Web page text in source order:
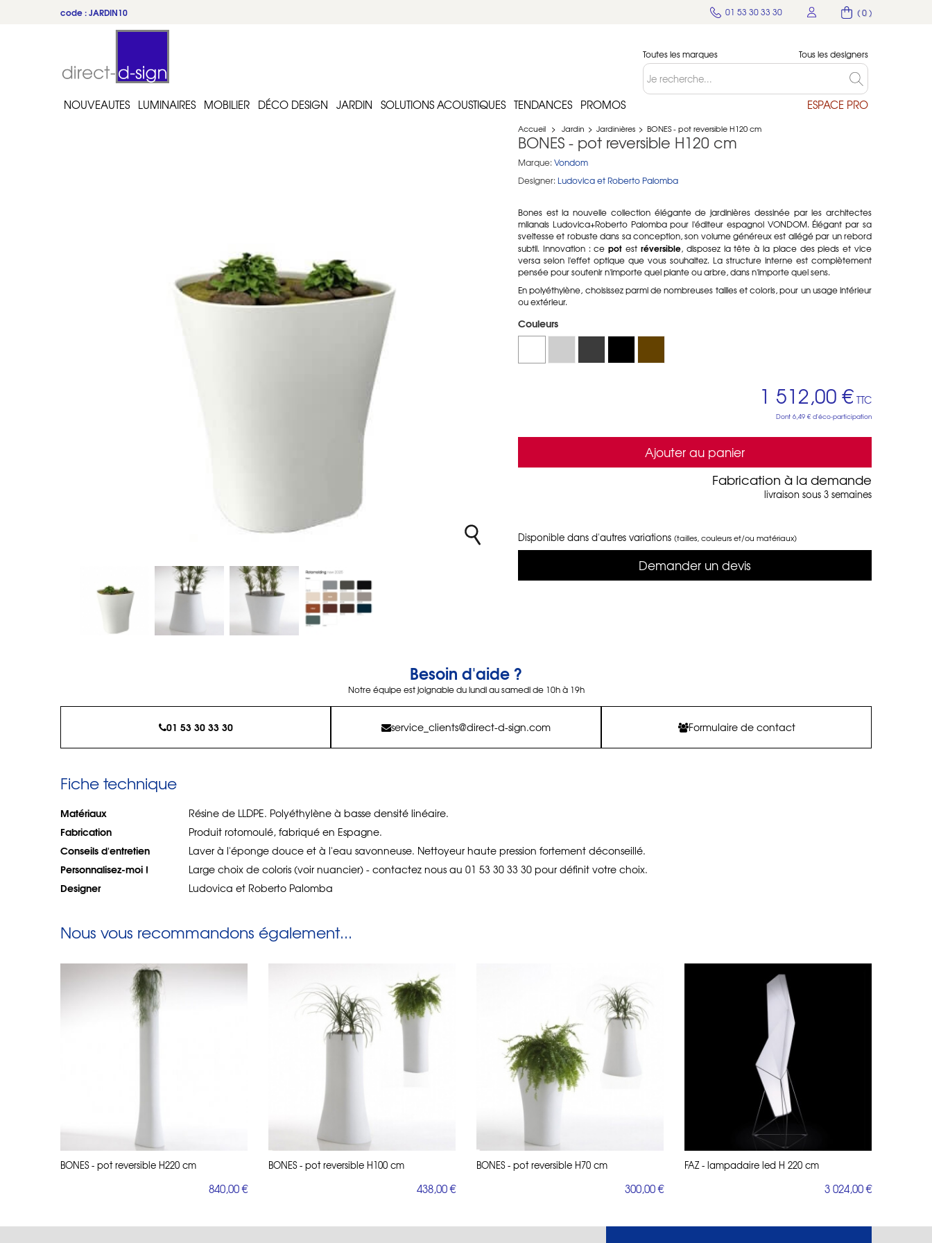
( 0 )
01 53 30 33 30
code : JARDIN10
Toutes les marques Tous les designers
NOUVEAUTES LUMINAIRES MOBILIER DÉCO DESIGN JARDIN SOLUTIONS ACOUSTIQUES TENDANCES PROMOS ESPACE PRO
Accueil > Jardin > Jardinières > BONES - pot reversible H120 cm
BONES - pot reversible H120 cm
Marque: Vondom
Designer: Ludovica et Roberto Palomba
Bones est la nouvelle collection élégante de jardinières dessinée par les architectes
milanais Ludovica+Roberto Palomba pour l'éditeur espagnol VONDOM. Élégant par sa
sveltesse et robuste dans sa conception, son volume généreux est allégé par un rebord
subtil. Innovation : cepot est réversible, disposez la tête à la place des pieds et vice
versa selon l'effet optique que vous souhaitez. La structure interne est complètement
pensée pour soutenir n'importe quel plante ou arbre, dans n'importe quel sens.
En polyéthylène, choisissez parmi de nombreuses tailles et coloris, pour un usage intérieur
ou extérieur.
Couleurs
1 512,00 € TTC
Dont 6,49 € d'éco-participation
Ajouter au panier
Fabrication à la demande
livraison sous 3 semaines
Disponible dans d'autres variations (tailles, couleurs et/ou matériaux)
Demander un devis
Besoin d'aide ?
Notre équipe est joignable du lundi au samedi de 10h à 19h
01 53 30 33 30 service_clients@direct-d-sign.com Formulaire de contact
Fiche technique
Matériaux Résine de LLDPE. Polyéthylène à basse densité linéaire.
Fabrication Produit rotomoulé, fabriqué en Espagne.
Conseils d'entretien Laver à l'éponge douce et à l'eau savonneuse. Nettoyeur haute pression fortement déconseillé.
Personnalisez-moi ! Large choix de coloris (voir nuancier) - contactez nous au 01 53 30 33 30 pour définit votre choix.
Designer Ludovica et Roberto Palomba
Nous vous recommandons également...
BONES - pot reversible H220 cm
840,00 €
BONES - pot reversible H100 cm
438,00 €
BONES - pot reversible H70 cm
300,00 €
FAZ - lampadaire led H 220 cm
3 024,00 €